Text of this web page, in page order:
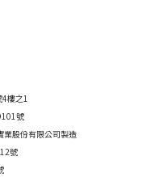
4樓之1
號
股份有限公司製造
號